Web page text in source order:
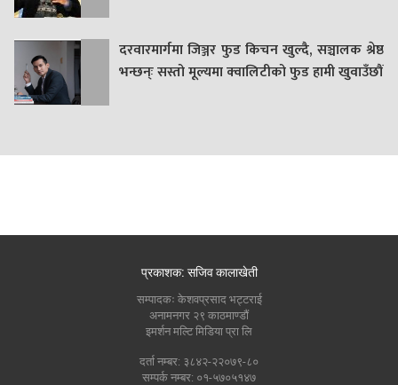
दरवारमार्गमा जिञ्जर फुड किचन खुल्दै, सञ्चालक श्रेष्ठ
भन्छन्ः सस्तो मूल्यमा क्वालिटीको फुड हामी खुवाउँछौं
प्रकाशक: सजिव कालाखेती
सम्पादकः केशवप्रसाद भट्टराई
अनामनगर २९ काठमाण्डौं
इमर्शन मल्टि मिडिया प्रा लि
दर्ता नम्बर: ३८४२-२२०७९-८०
सम्पर्क नम्बर: ०१-५७०५१४७